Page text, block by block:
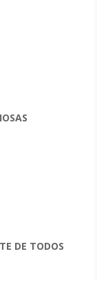
DE TODOS